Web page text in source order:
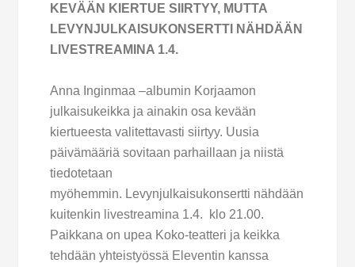
KEVÄÄN KIERTUE SIIRTYY, MUTTA
LEVYNJULKAISUKONSERTTI NÄHDÄÄN
LIVESTREAMINA 1.4.
Anna Inginmaa –albumin Korjaamon
julkaisukeikka ja ainakin osa kevään
kiertueesta valitettavasti siirtyy. Uusia
päivämääriä sovitaan parhaillaan ja niistä
tiedotetaan
myöhemmin. Levynjulkaisukonsertti nähdään
kuitenkin livestreamina 1.4.
klo 21.00.
Paikkana on upea Koko-teatteri ja keikka
tehdään yhteistyössä Eleventin kanssa